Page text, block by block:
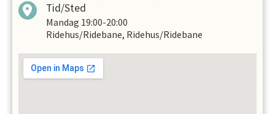
Tid/Sted
Mandag 19:00-20:00
Ridehus/Ridebane, Ridehus/Ridebane